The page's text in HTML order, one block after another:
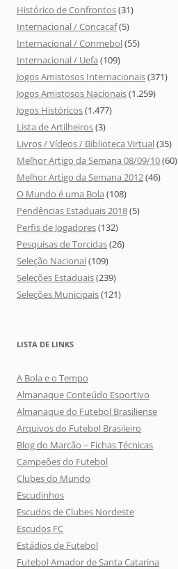
Histórico de Confrontos(31)
Internacional / Concacaf(5)
Internacional / Conmebol(55)
Internacional / Uefa (109)
Jogos Amistosos Internacionais(371)
Jogos Amistosos Nacionais(1.259)
Jogos Históricos(1.477)
Lista de Artilheiros(3)
Livros / Vídeos / Biblioteca Virtual(35)
Melhor Artigo da Semana 08/09/10(60)
Melhor Artigo da Semana 2012(46)
O Mundo é uma Bola (108)
Pendências Estaduais 2018(5)
Perfis de Jogadores(132)
Pesquisas de Torcidas(26)
Seleção Nacional(109)
Seleções Estaduais(239)
Seleções Municipais(121)
LISTA DE LINKS
A Bola e o Tempo
Almanaque Conteúdo Esportivo
Almanaque do Futebol Brasiliense
Arquivos do Futebol Brasileiro
Blog do Marcão – Fichas Técnicas
Campeões do Futebol
Clubes do Mundo
Escudinhos
Escudos de Clubes Nordeste
Escudos FC
Estádios de Futebol
Futebol Amador de Santa Catarina